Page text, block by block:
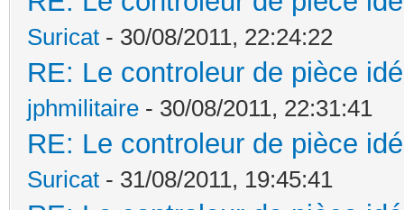
Suricat - 30/08/2011, 22:24:22
RE: Le controleur de pièce
jphmilitaire - 30/08/2011, 22:31:41
RE: Le controleur de pièce
Suricat - 31/08/2011, 19:45:41